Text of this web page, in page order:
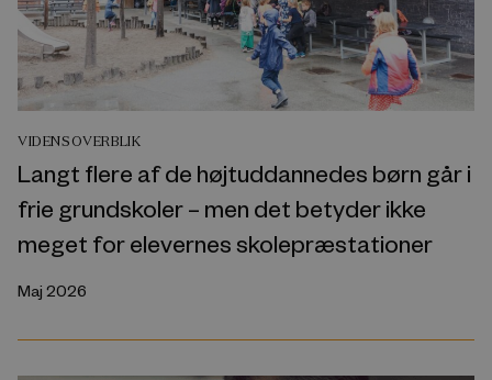
VIDENSOVERBLIK
Langt flere af de højtuddannedes børn går i
frie grundskoler – men det betyder ikke
meget for elevernes skolepræstationer
Maj 2026